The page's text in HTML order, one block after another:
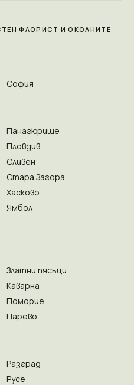
ФЛОРИСТ И ОКОЛНИТЕ
София
Панагюрище
Пловдив
Сливен
Стара Загора
Хасково
Ямбол
Златни пясъци
Каварна
Поморие
Царево
Разград
Русе